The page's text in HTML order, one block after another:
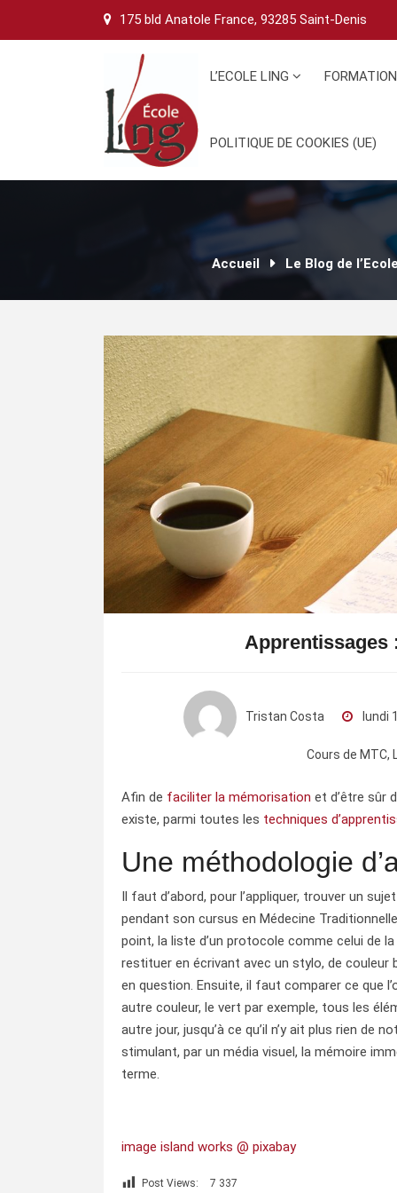
175 bld Anatole France, 93285 Saint-Denis
L’ECOLE LING FORMATION
POLITIQUE DE COOKIES (UE)
Accueil Le Blog de
Apprentissages
Tristan Costa lundi
Cours de MTC,
Afin de faciliter la mémorisation et d’être sûr
existe, parmi toutes les techniques
Une méthodologie
Il faut d’abord, pour l’appliquer, trouver un
pendant son cursus en Médecine
point, la liste d’un protocole comme celui de
restituer en écrivant avec un stylo, de
en question. Ensuite, il faut comparer ce que
autre couleur, le vert par exemple, tous les
autre jour, jusqu’à ce qu’il n’y ait plus rien de
stimulant, par un média visuel, la mémoire
terme.
image island works @ pixabay
Post Views: 7 337